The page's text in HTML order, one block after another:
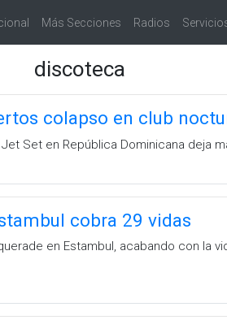
Más Secciones Radios
discoteca
colapso en club
Set en República Dominicana deja
cobra 29 vidas
en Estambul, acabando con la